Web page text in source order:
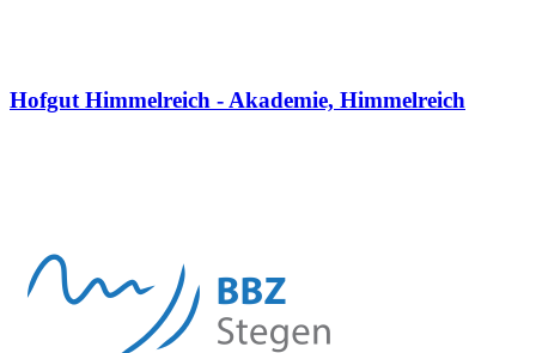
Hofgut Himmelreich - Akademie, Himmelreich